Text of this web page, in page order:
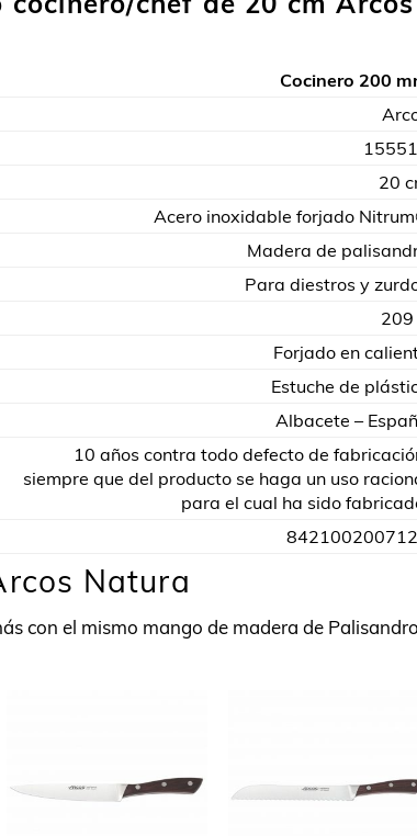
Cocinero 200
20
Acero inoxidable forjado
Madera de
Para diestros y
Forjado en
Estuche de
Albacete –
10 años contra todo defecto de
siempre que del producto se haga un uso
para el cual ha sido
Natura
con el mismo mango de madera de